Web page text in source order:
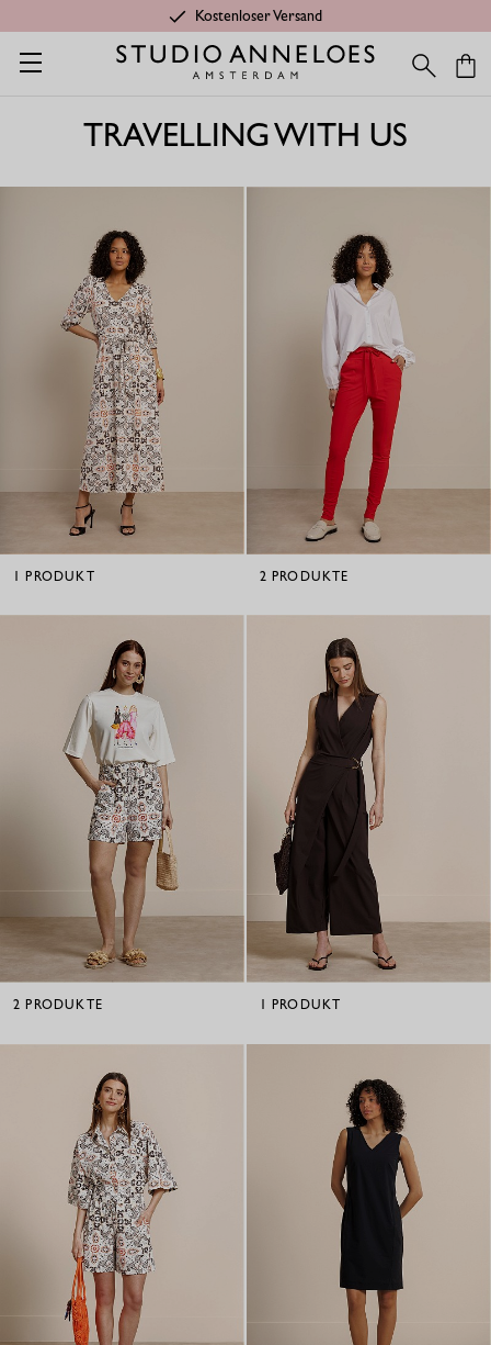
Kostenloser Versand
Startseite Inspiration Shop den Look Thank You for
THANK YOU FOR
TRAVELLING WITH US
1 PRODUKT 2 PRODUKTE
2 PRODUKTE 1 PRODUKT